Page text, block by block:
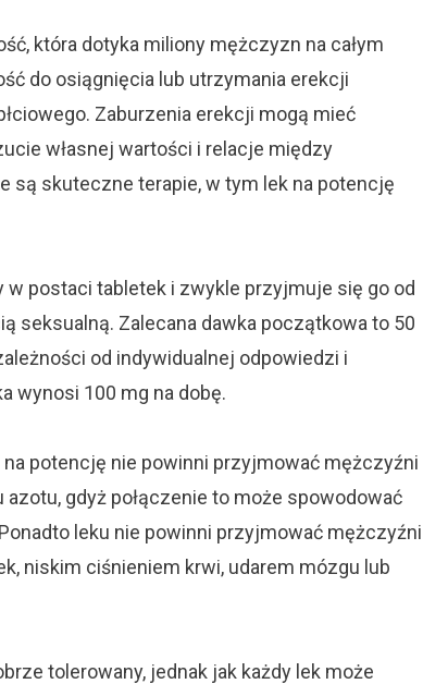
która dotyka miliony mężczyzn na całym
do osiągnięcia lub utrzymania erekcji
Zaburzenia erekcji mogą mieć
własnej wartości i relacje między
są skuteczne terapie, w tym lek na potencję
w postaci tabletek i zwykle przyjmuje się go od
seksualną. Zalecana dawka początkowa to 50
od indywidualnej odpowiedzi i
wynosi 100 mg na dobę.
potencję nie powinni przyjmować mężczyźni
gdyż połączenie to może spowodować
leku nie powinni przyjmować mężczyźni
niskim ciśnieniem krwi, udarem mózgu lub
tolerowany, jednak jak każdy lek może